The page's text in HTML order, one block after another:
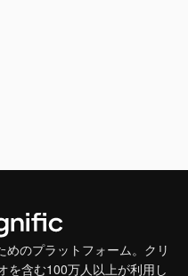
のプラットフォーム。クリ
を含む100万人以上が利用し